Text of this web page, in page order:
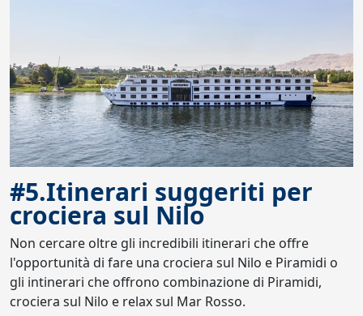
#5.Itinerari suggeriti per
crociera sul Nilo
Non cercare oltre gli incredibili itinerari che offre
l'opportunità di fare una crociera sul Nilo e Piramidi o
gli intinerari che offrono combinazione di Piramidi,
crociera sul Nilo e relax sul Mar Rosso.